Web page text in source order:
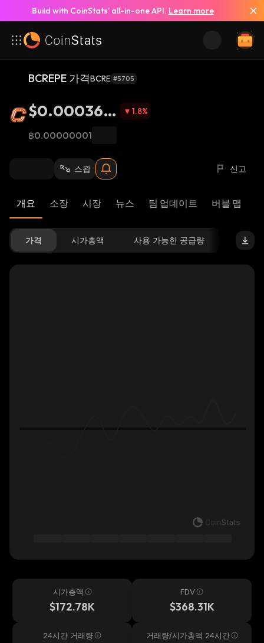
Build with CoinStats’ all-in-one API. Learn more
BCREPE 가격BCRE #5705
$0.000368
3
1.8%
฿0.00000001
스왑 신고
개요 소장 시장 뉴스 팀 업데이트 버블 맵
가격 시가총액 사용 가능한 공급량
시가총액
$172.78K
FDV
$368.31K
24시간 거래량 거래량/시가총액 24시간